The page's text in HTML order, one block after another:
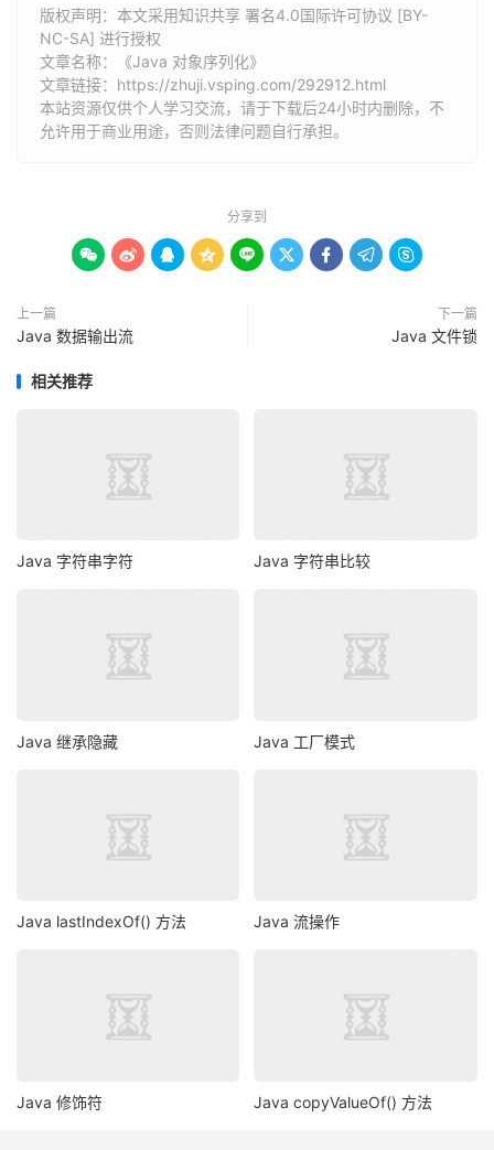
public void writeExternal(ObjectOutput out)
out .writeUTF
out. writeUTF(this.gender
}
}
PersonExt
PersonExt
p2 new PersonExt ("Wally" "Male"
PersonExt p3 = new PersonExt "Katrina", "Female"
"personext.ser");
        fileObject
      oos
.writeObject
System.out
System
p3
    fileObject
"personext.ser"
        fileObject
      p2
= ( PersonExt readObject();
      p3
= ( PersonExt readObject();
System.out.println p1);
// Print the input path
System.out
"Objects were  read
      e
.
();
版权声明：本文采用知识共享 署名4.0国际许可协议 [BY-
NC-SA] 进行授权
文章名称：《Java 对象序列化》
文章链接： https://zhuji.vsping.com/292912.html
本站资源仅供个人学习交流，请于下载后24小时内删除，不
允许用于商业用途，否则法律问题自行承担。
分享到
        
上一篇
Java 数据输出流
下一篇
Java 文件锁
相关推荐
Java 字符串字符 Java 字符串比较
Java 继承隐藏 Java 工厂模式
Java lastIndexOf() 方法 Java 流操作
Java 修饰符 Java copyValueOf() 方法